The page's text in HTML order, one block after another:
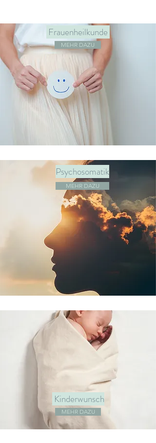
Frauenheilkunde
MEHR DAZU
Psychosomatik
MEHR DAZU
Kinderwunsch
MEHR DAZU